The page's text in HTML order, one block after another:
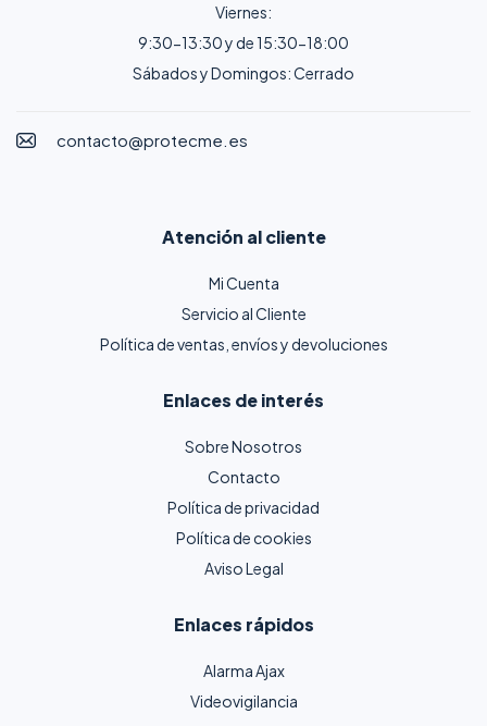
Viernes:
9:30-13:30 y de 15:30-18:00
Sábados y Domingos: Cerrado
contacto@protecme.es
Atención al cliente
Mi Cuenta
Servicio al Cliente
Política de ventas, envíos y devoluciones
Enlaces de interés
Sobre Nosotros
Contacto
Política de privacidad
Política de cookies
Aviso Legal
Enlaces rápidos
Alarma Ajax
Videovigilancia